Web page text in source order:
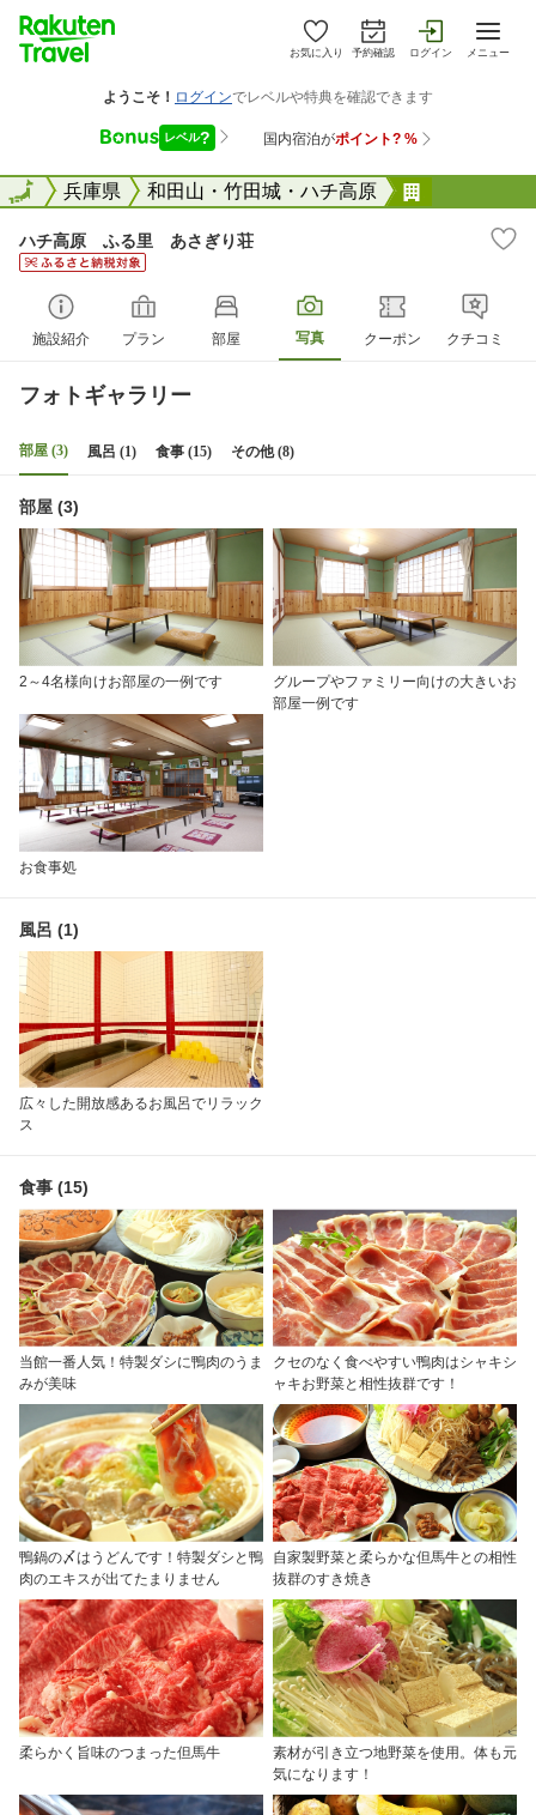
お気に入り 予約確認 ログイン メニュー
全国兵庫県 和田山・竹田城・ハチ高原
全国
ハチ高原 ふる里 あさぎり荘
施設紹介 プラン 部屋 写真 クーポン クチコミ
フォトギャラリー
部屋 (3) 風呂 (1) 食事 (15) その他 (8)
部屋 (3)
2～4名様向けお部屋の一例です
グループやファミリー向けの大きいお
部屋一例です
お食事処
風呂 (1)
広々した開放感あるお風呂でリラック
ス
食事 (15)
当館一番人気！特製ダシに鴨肉のうま
みが美味
クセのなく食べやすい鴨肉はシャキシ
ャキお野菜と相性抜群です！
鴨鍋の〆はうどんです！特製ダシと鴨
肉のエキスが出てたまりません
自家製野菜と柔らかな但馬牛との相性
抜群のすき焼き
柔らかく旨味のつまった但馬牛
素材が引き立つ地野菜を使用。体も元
気になります！